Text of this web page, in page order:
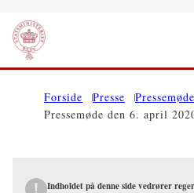
Gå til forsiden
Forside Presse
Pressemøde den 6. april
Indholdet på denne side vedrører